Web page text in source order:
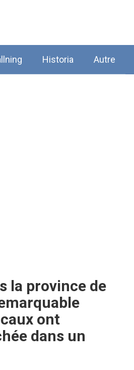
Historia Autre
la province de
ont
dans un